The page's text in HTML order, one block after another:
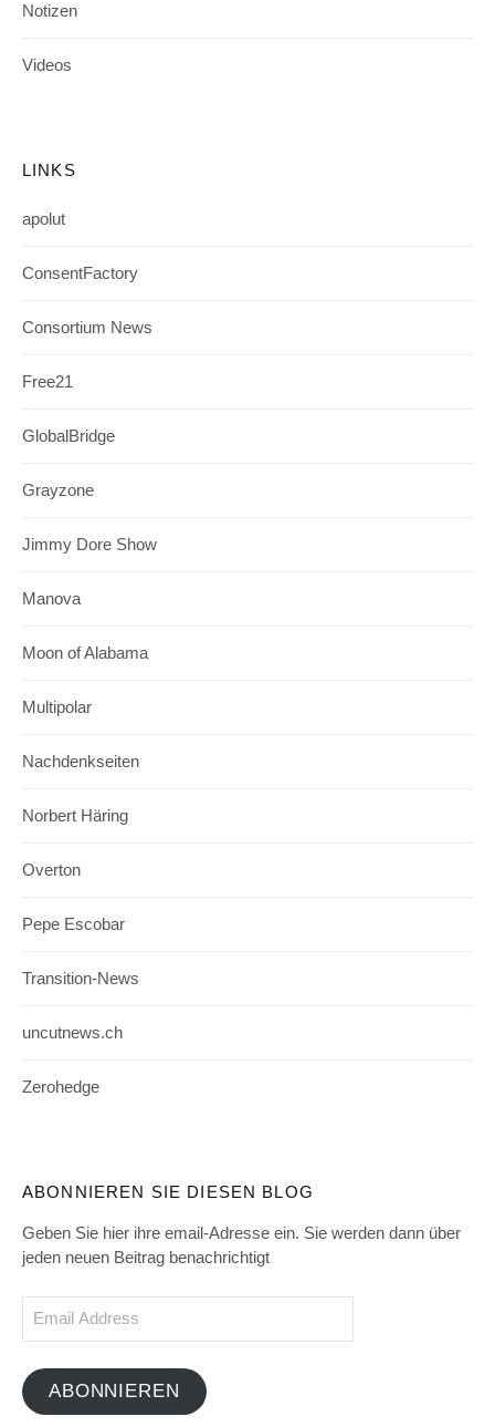
Notizen
Videos
LINKS
apolut
ConsentFactory
Consortium News
Free21
GlobalBridge
Grayzone
Jimmy Dore Show
Manova
Moon of Alabama
Multipolar
Nachdenkseiten
Norbert Häring
Overton
Pepe Escobar
Transition-News
uncutnews.ch
Zerohedge
ABONNIEREN SIE DIESEN BLOG
Geben Sie hier ihre email-Adresse ein. Sie werden dann über
jeden neuen Beitrag benachrichtigt
ABONNIEREN